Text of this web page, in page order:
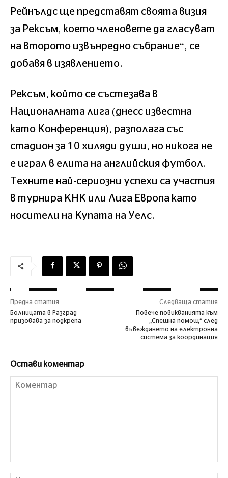
Рейнълдс ще представят своята визия
за Рексъм, което членовете да гласуват
на второто извънредно събрание“, се
добавя в изявлението.
Рексъм, който се състезава в
Националната лига (днесс известна
като Конференция), разполага със
стадион за 10 хиляди души, но никога не
е играл в елита на английския футбол.
Техните най-сериозни успехи са участия
в турнира КНК или Лига Европа като
носители на Купата на Уелс.
Предна статия
Болницата в Разград
призовава за подкрепа
Следваща статия
Повече повикванията към
„Спешна помощ“ след
въвеждането на електронна
система за координация
Остави коментар